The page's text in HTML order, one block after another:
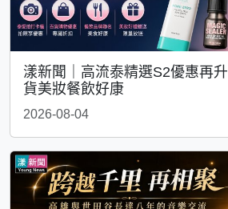
漾新聞｜高流泰精選S2優惠再
貨美妝餐飲好康
2026-08-04